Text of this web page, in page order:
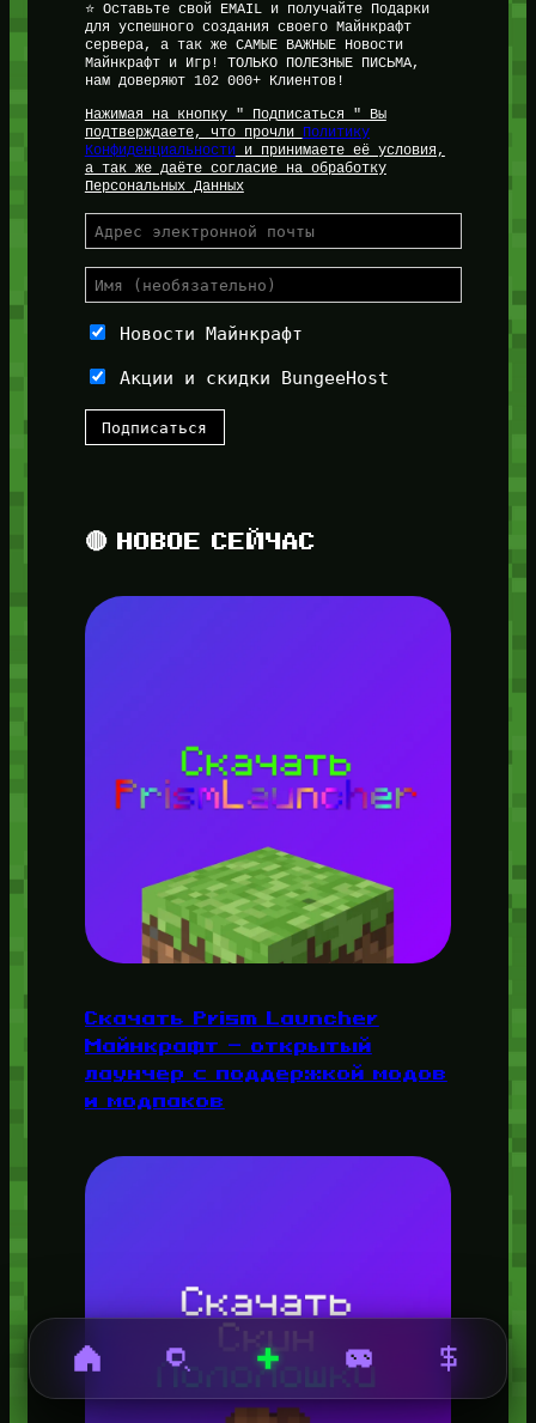
⭐ Оставьте свой EMAIL и получайте Подарки
для успешного создания своего Майнкрафт
сервера, а так же САМЫЕ ВАЖНЫЕ Новости
Майнкрафт и Игр! ТОЛЬКО ПОЛЕЗНЫЕ ПИСЬМА,
нам доверяют 102 000+ Клиентов!
Нажимая на кнопку " Подписаться " Вы
подтверждаете, что прочли
Политику
Конфиденциальностии принимаете её условия,
а так же даёте согласие на обработку
Персональных Данных
Новости Майнкрафт
Акции и скидки BungeeHost
🔴 НОВОЕ СЕЙЧАС
Скачать Prism Launcher
Майнкрафт — открытый
лаунчер с поддержкой модов
и модпаков